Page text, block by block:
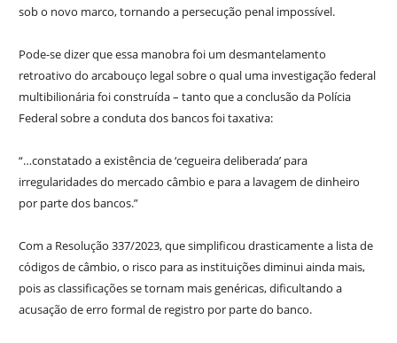
sob o novo marco, tornando a persecução penal impossível.
Pode-se dizer que essa manobra foi um desmantelamento
retroativo do arcabouço legal sobre o qual uma investigação federal
multibilionária foi construída – tanto que a conclusão da Polícia
Federal sobre a conduta dos bancos foi taxativa:
“…constatado a existência de ‘cegueira deliberada’ para
irregularidades do mercado câmbio e para a lavagem de dinheiro
por parte dos bancos.”
Com a Resolução 337/2023, que simplificou drasticamente a lista de
códigos de câmbio, o risco para as instituições diminui ainda mais,
pois as classificações se tornam mais genéricas, dificultando a
acusação de erro formal de registro por parte do banco.